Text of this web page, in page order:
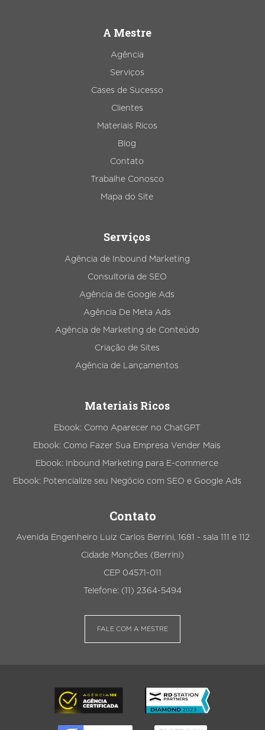
A Mestre
Agência
Serviços
Cases de Sucesso
Clientes
Materiais Ricos
Blog
Contato
Trabalhe Conosco
Mapa do Site
Serviços
Agência de Inbound Marketing
Consultoria de SEO
Agência de Google Ads
Agência De Meta Ads
Agência de Marketing de Conteúdo
Criação de Sites
Agência de Lançamentos
Materiais Ricos
Ebook: Como Aparecer no ChatGPT
Ebook: Como Fazer Sua Empresa Vender Mais
Ebook: Inbound Marketing para E-commerce
Ebook: Potencialize seu Negócio com SEO e Google Ads
Contato
Avenida Engenheiro Luiz Carlos Berrini, 1681 - sala 111 e 112
Cidade Monções (Berrini)
CEP 04571-011
Telefone: (11) 2364-5494
FALE COM A MESTRE